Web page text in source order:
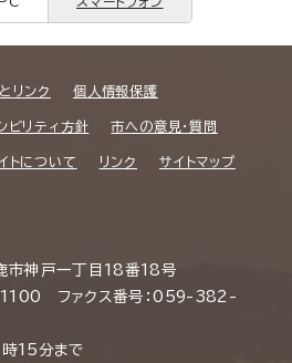
リンク 個人情報保護
ビリティ方針 市への意見・質問
トについて リンク サイトマップ
神戸一丁目18番18号
ファクス番号：059-382-
15分まで